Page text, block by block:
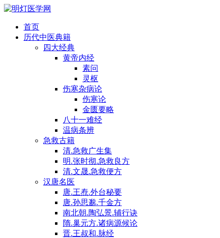
首页
历代中医典籍
四大经典
黄帝内经
素问
灵枢
伤寒杂病论
伤寒论
金匮要略
八十一难经
温病条辨
急救古籍
清.急救广生集
明.张时彻.急救良方
清.文晟.急救便方
汉唐名医
唐.王焘.外台秘要
唐.孙思邈.千金方
南北朝.陶弘景.辅行诀
隋.巢元方.诸病源候论
晋.王叔和.脉经